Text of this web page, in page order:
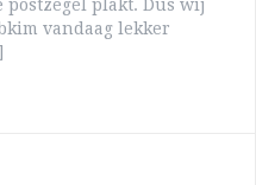
postzegel plakt. Dus wij
vandaag lekker